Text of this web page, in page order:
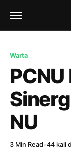
Warta
NU
3 Min Read •44 kali